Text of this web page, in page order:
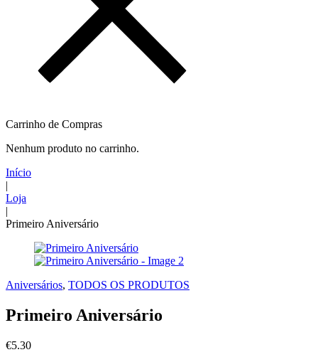
Carrinho de Compras
Nenhum produto no carrinho.
Início
|
Loja
|
Primeiro Aniversário
Aniversários, TODOS OS PRODUTOS
Primeiro Aniversário
€5.30